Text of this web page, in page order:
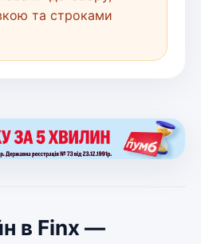
та строками
в Finx —